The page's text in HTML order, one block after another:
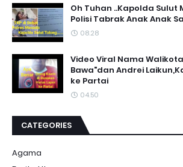
Oh Tuhan ..Kapolda Sulut
Polisi Tabrak Anak Anak
08.28
Video Viral Nama
Bawa"dan Andrei
ke Partai
04.50
CATEGORIES
Agama